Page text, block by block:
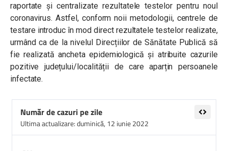
raportate și centralizate rezultatele testelor pentru noul
coronavirus. Astfel, conform noii metodologii, centrele de
testare introduc în mod direct rezultatele testelor realizate,
urmând ca de la nivelul Direcțiilor de Sănătate Publică să
fie realizată ancheta epidemiologică și atribuite cazurile
pozitive județului/localității de care aparțin persoanele
infectate.